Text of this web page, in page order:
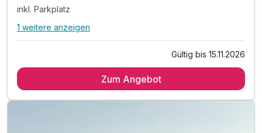
inkl. Parkplatz
Alle Inklusivleistungen
2 x reichhaltiges Frühstück vom Buffet
1 weitere anzeigen
Gültig bis 15.11.2026
Zum Angebot